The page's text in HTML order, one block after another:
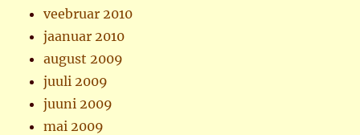
veebruar 2010
jaanuar 2010
august 2009
juuli 2009
juuni 2009
mai 2009